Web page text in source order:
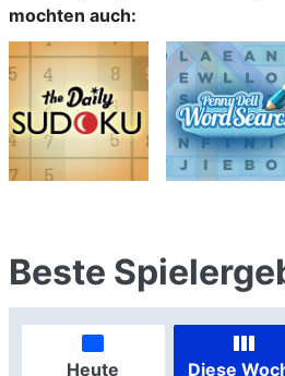
mochten auch:
Beste
Heute Diese